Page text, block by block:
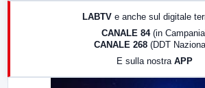
LABTV e anche sul digitale
CANALE 84 (in
CANALE 268 (DDT
E sulla nostra APP